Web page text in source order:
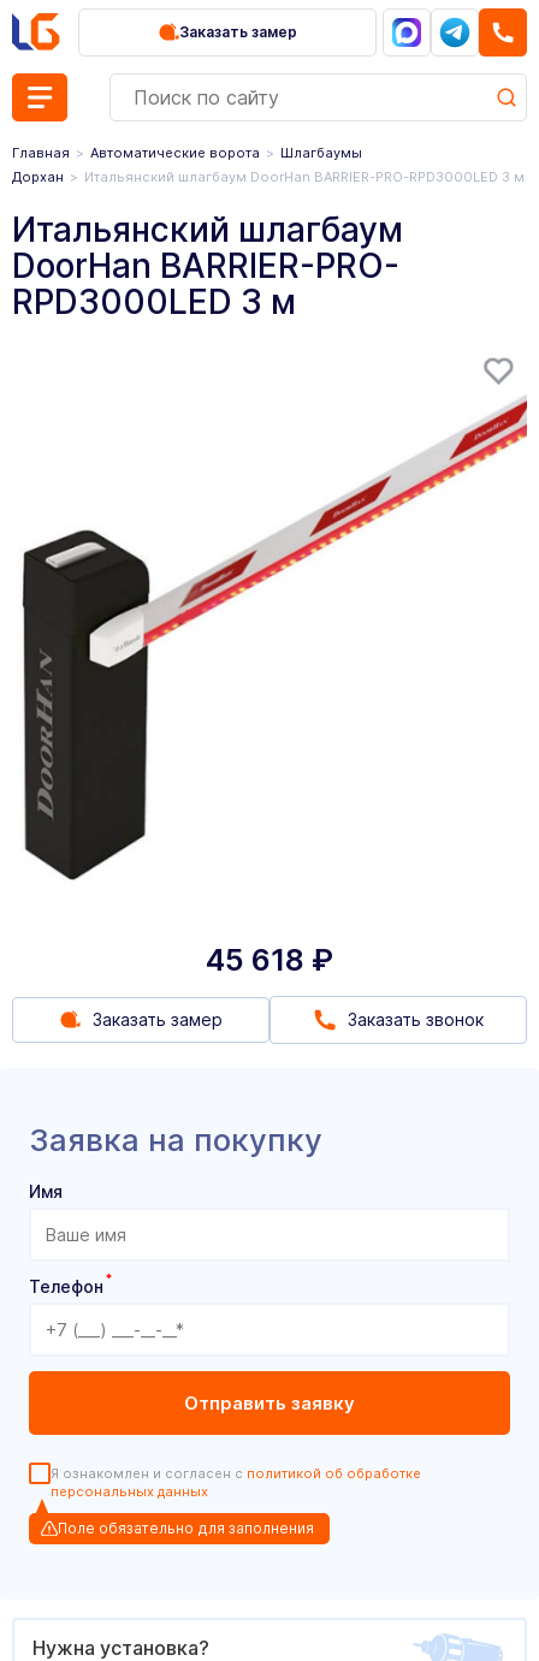
Заказать замер
Главная Автоматические ворота
Шлагбаумы
Дорхан
Итальянский шлагбаум DoorHan BARRIER-PRO-RPD3000LED 3 м
Итальянский шлагбаум
DoorHan BARRIER-PRO-
RPD3000LED 3 м
45 618 ₽
Заказать замер Заказать звонок
Заявка на покупку
Имя
Телефон *
Я ознакомлен и согласен с политикой об обработке
персональных данных
Поле обязательно для заполнения
Нужна установка?